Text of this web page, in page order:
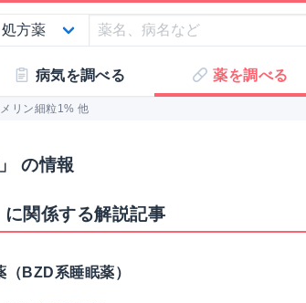
病気を調べる 薬を調べる
リン細粒1% 他
の情報
に関係する解説記事
BZD系睡眠薬）